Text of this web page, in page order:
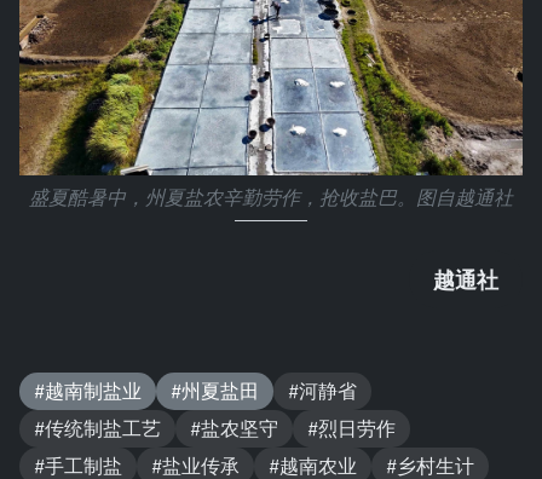
盛夏酷暑中，州夏盐农辛勤劳作，抢收盐巴。图自越通社
越通社
#越南制盐业 #州夏盐田
#河静省
#传统制盐工艺
#盐农坚守
#烈日劳作
#手工制盐
#盐业传承 #越南农业 #乡村生计